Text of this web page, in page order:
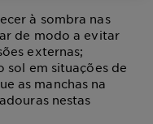
à sombra nas
de modo a evitar
externas;
sol em situações de
as manchas na
nestas